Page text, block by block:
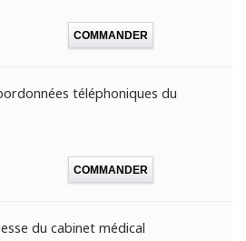
COMMANDER
téléphoniques du
COMMANDER
du cabinet médical